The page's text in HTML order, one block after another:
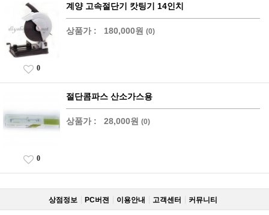
계양 고속절단기 캇팅기 14인치
상품가 : 180,000원 (0)
0
절단콤파스 산소가스용
상품가 : 28,000원 (0)
0
상점정보 PC버젼 이용안내 고객센터 커뮤니티